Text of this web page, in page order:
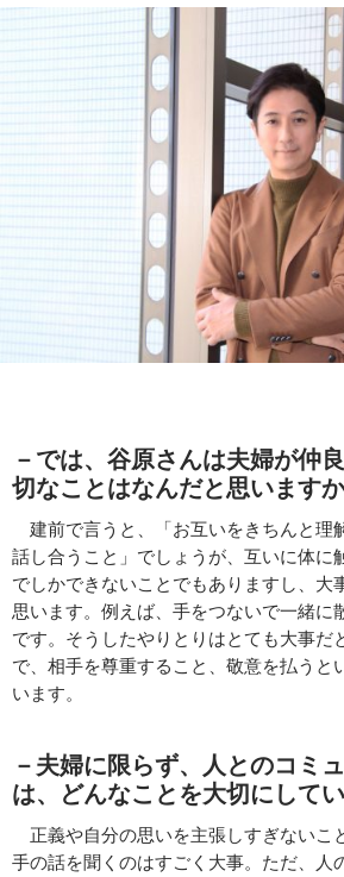
－では、谷原さんは夫婦が仲
切なことはなんだと思いますか
建前で言うと、「お互いをきちんと理
話し合うこと」でしょうが、互いに体に
でしかできないことでもありますし、大
思います。例えば、手をつないで一緒に
です。そうしたやりとりはとても大事だ
で、相手を尊重すること、敬意を払うと
います。
－夫婦に限らず、人とのコミ
は、どんなことを大切にしてい
正義や自分の思いを主張しすぎないこ
手の話を聞くのはすごく大事。ただ、人